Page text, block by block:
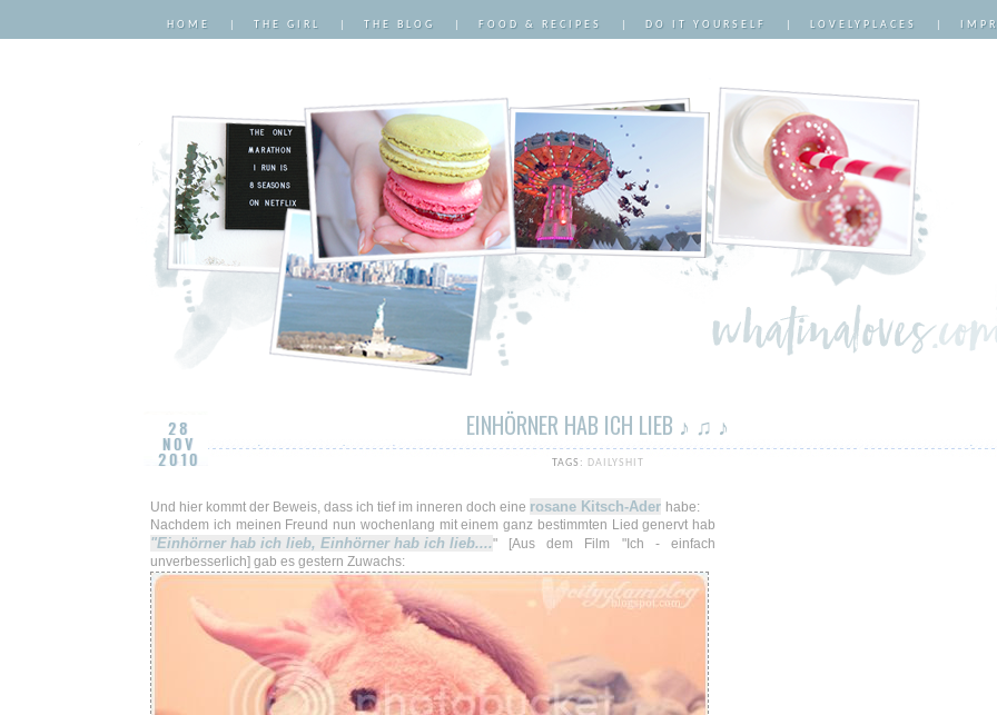
HOME THE GIRL THE BLOG FOOD & RECIPES DO IT YOURSELF LOVELYPLACES
EINHÖRNER HAB ICH LIEB ♪ ♫ ♪
28
NOV
2010 TAGS: DAILYSHIT
Und hier kommt der Beweis, dass ich tief im inneren doch eine rosane Kitsch-Ader habe:
Nachdem ich meinen Freund nun wochenlang mit einem ganz bestimmten Lied genervt hab
"Einhörner hab ich lieb, Einhörner hab ich lieb...." [Aus dem Film "Ich - einfach
unverbesserlich] gab es gestern Zuwachs: